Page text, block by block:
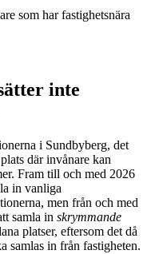
som har fastighetsnära
inte
i Sundbyberg, det
där invånare kan
Fram till och med 2026
in vanliga
men från och med
samla in skrymmande
platser, eftersom det då
samlas in från fastigheten.